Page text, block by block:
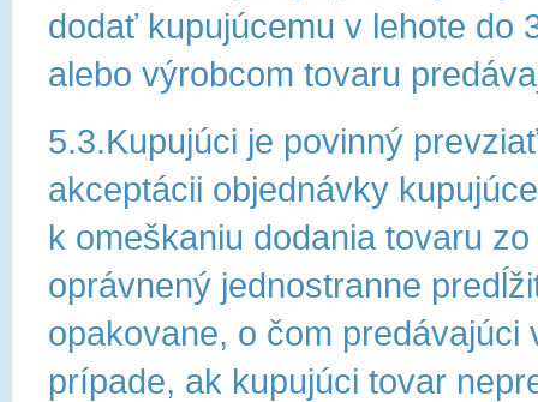
dodať kupujúcemu v lehote do
alebo výrobcom tovaru
5.3.Kupujúci je povinný
akceptácii objednávky
k omeškaniu dodania tovaru
oprávnený jednostranne
opakovane, o čom
prípade, ak kupujúci tovar